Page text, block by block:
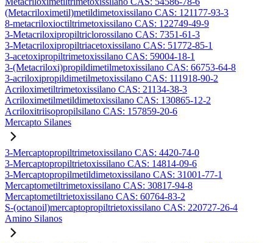
(Metacriloximetil)metildimetoxissilano CAS: 121177-93-3
8-metacriloxioctiltrimetoxissilano CAS: 122749-49-9
3-Metacriloxipropiltriclorossilano CAS: 7351-61-3
3-Metacriloxipropiltriacetoxissilano CAS: 51772-85-1
3-acetoxipropiltrimetoxissilano CAS: 59004-18-1
3-(Metacriloxi)propildimetilmetoxissilano CAS: 66753-64-8
3-acriloxipropildimetilmetoxissilano CAS: 111918-90-2
Acriloximetiltrimetoxissilano CAS: 21134-38-3
Acriloximetilmetildimetoxissilano CAS: 130865-12-2
Acriloxitriisopropilsilano CAS: 157859-20-6
Mercapto Silanes
3-Mercaptopropiltrimetoxissilano CAS: 4420-74-0
3-Mercaptopropiltrietoxissilano CAS: 14814-09-6
3-Mercaptopropilmetildimetoxissilano CAS: 31001-77-1
Mercaptometiltrimetoxissilano CAS: 30817-94-8
Mercaptometiltrietoxissilano CAS: 60764-83-2
S-(octanoil)mercaptopropiltrietoxissilano CAS: 220727-26-4
Amino Silanos